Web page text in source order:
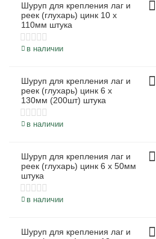
Шуруп для крепления лаг и
реек (глухарь) цинк 10 х
110мм штука
в наличии
Шуруп для крепления лаг и
реек (глухарь) цинк 6 х
130мм (200шт) штука
в наличии
Шуруп для крепления лаг и
реек (глухарь) цинк 6 х 50мм
штука
в наличии
Шуруп для крепления лаг и